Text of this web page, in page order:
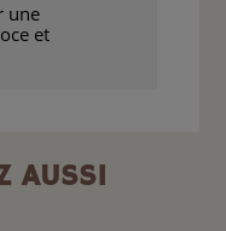
une
et
AUSSI